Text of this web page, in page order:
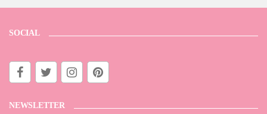
SOCIAL
NEWSLETTER